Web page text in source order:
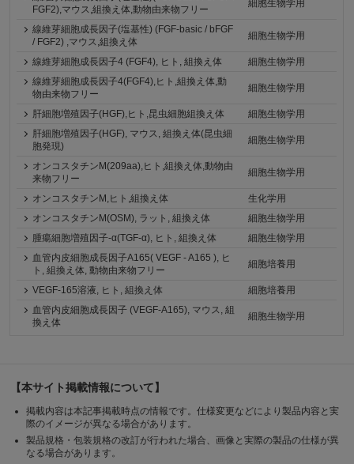
FGF2),マウス,組換え体,動物由来物フリー
細胞生物学用
線維芽細胞成長因子(塩基性) (FGF-basic / bFGF
/ FGF2) ,マウス,組換え体
細胞生物学用
線維芽細胞成長因子4 (FGF4), ヒト, 組換え体
細胞生物学用
線維芽細胞成長因子4(FGF4),ヒト,組換え体,動
物由来物フリー
細胞生物学用
肝細胞増殖因子(HGF),ヒト,昆虫細胞組換え体
細胞生物学用
肝細胞増殖因子(HGF), マウス, 組換え体(昆虫細
胞発現)
細胞生物学用
オンコスタチンM(209aa),ヒト,組換え体,動物由
来物フリー
細胞生物学用
オンコスタチンM,ヒト,組換え体
生化学用
オンコスタチンM(OSM), ラット, 組換え体
細胞生物学用
腫瘍細胞増殖因子-α(TGF-α), ヒト, 組換え体
細胞生物学用
血管内皮細胞成長因子A165( VEGF - A165 ), ヒ
ト, 組換え体, 動物由来物フリー
細胞培養用
VEGF-165溶液, ヒト, 組換え体
細胞培養用
血管内皮細胞成長因子 (VEGF-A165), マウス, 組
換え体
細胞生物学用
【本サイト掲載情報について】
掲載内容は本記事掲載時点の情報です。仕様変更などにより製品内容と実
際のイメージが異なる場合があります。
製品規格・包装規格の改訂が行われた場合、画像と実際の製品の仕様が異
なる場合があります。